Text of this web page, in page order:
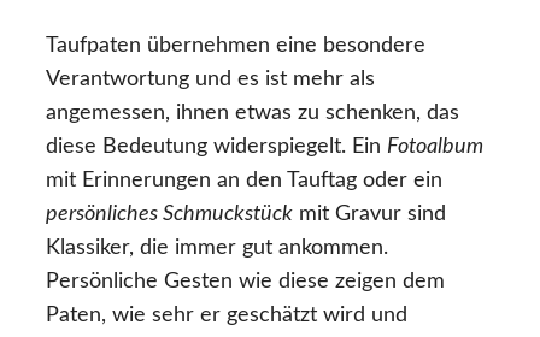
Taufpaten übernehmen eine besondere
Verantwortung und es ist mehr als
angemessen, ihnen etwas zu schenken, das
diese Bedeutung widerspiegelt. Ein Fotoalbum
mit Erinnerungen an den Tauftag oder ein
persönliches Schmuckstück mit Gravur sind
Klassiker, die immer gut ankommen.
Persönliche Gesten wie diese zeigen dem
Paten, wie sehr er geschätzt wird und